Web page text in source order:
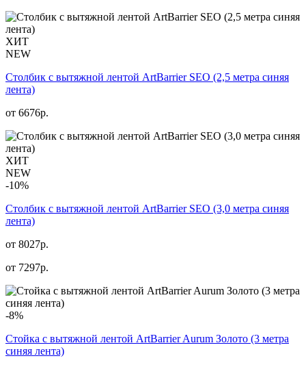
ХИТ
NEW
Столбик с вытяжной лентой ArtBarrier SEO (2,5 метра синяя
лента)
от 6676р.
ХИТ
NEW
-10%
Столбик с вытяжной лентой ArtBarrier SEO (3,0 метра синяя
лента)
от 8027р.
от 7297р.
-8%
Стойка с вытяжной лентой ArtBarrier Aurum Золото (3 метра
синяя лента)